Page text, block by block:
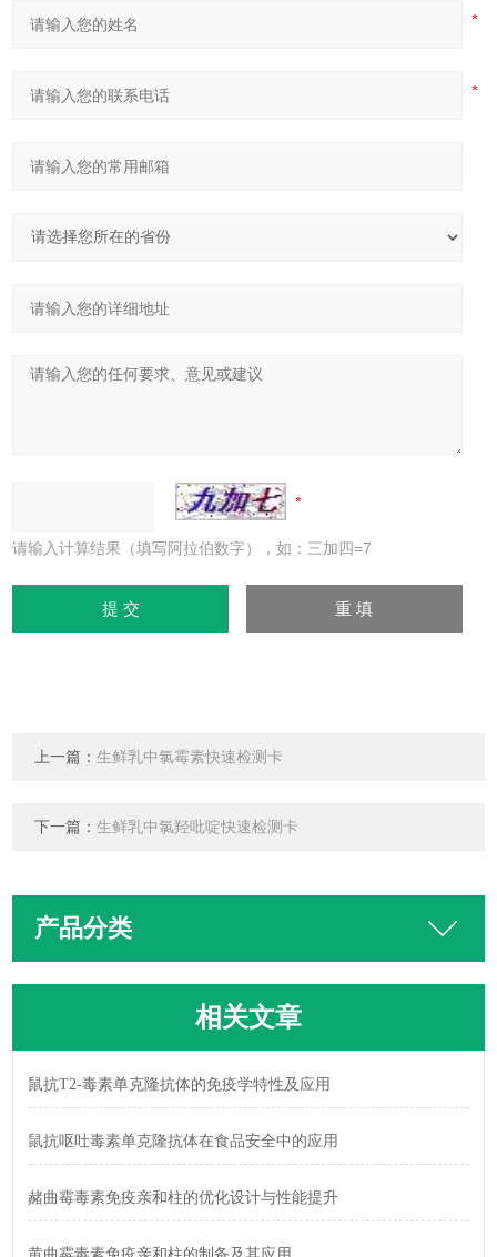
请输入计算结果（填写阿拉伯数字），如：三加四=7
上一篇：生鲜乳中氯霉素快速检测卡
下一篇：生鲜乳中氯羟吡啶快速检测卡
产品分类
相关文章
鼠抗T2-毒素单克隆抗体的免疫学特性及应用
鼠抗呕吐毒素单克隆抗体在食品安全中的应用
赭曲霉毒素免疫亲和柱的优化设计与性能提升